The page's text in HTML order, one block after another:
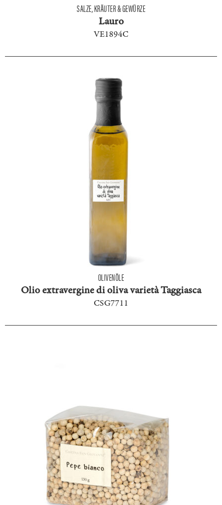
SALZE, KRÄUTER & GEWÜRZE
Lauro
VE1894C
OLIVENÖLE
Olio extravergine di oliva varietà Taggiasca
CSG7711